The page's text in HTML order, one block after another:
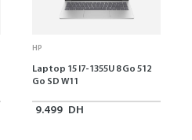
HP
Laptop 15 I7-1355U 8 Go 512
Go SD W11
9.499 DH